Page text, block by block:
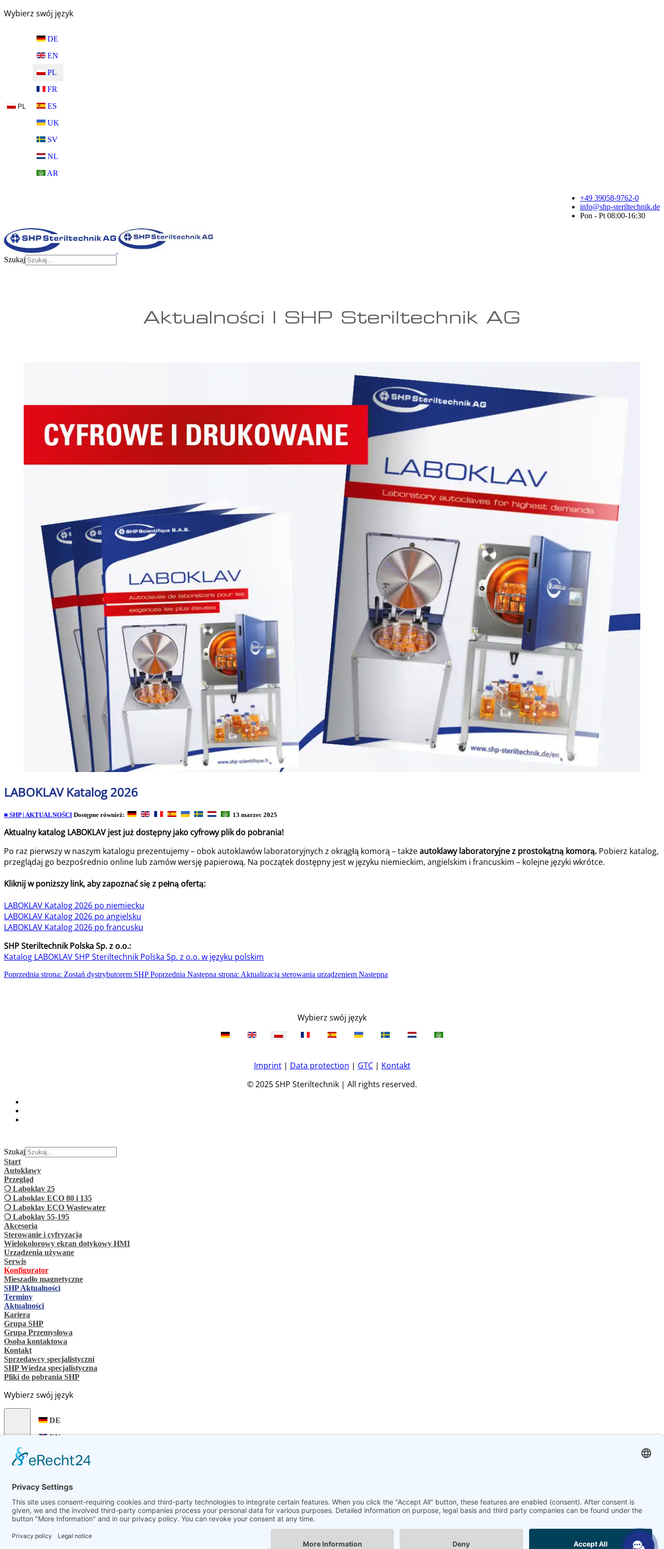
Wybierz swój język
PL
DE
EN
PL
FR
ES
UK
SV
NL
AR
+49 39058-9762-0
info@shp-steriltechnik.de
Pon - Pt 08:00-16:30
Szukaj
Aktualności | SHP Steriltechnik AG
LABOKLAV Katalog 2026
■ SHP | AKTUALNOŚCI Dostępne również: 13 marzec 2025
Aktualny katalog LABOKLAV jest już dostępny jako cyfrowy plik do pobrania!
Po raz pierwszy w naszym katalogu prezentujemy – obok autoklawów laboratoryjnych z okrągłą komorą – takżeautoklawy laboratoryjne z prostokątną komorą. Pobierz katalog,
przeglądaj go bezpośrednio online lub zamów wersję papierową. Na początek dostępny jest w języku niemieckim, angielskim i francuskim – kolejne języki wkrótce.
Kliknij w poniższy link, aby zapoznać się z pełną ofertą:
LABOKLAV Katalog 2026 po niemiecku
LABOKLAV Katalog 2026 po angielsku
LABOKLAV Katalog 2026 po francusku
SHP Steriltechnik Polska Sp. z o.o.:
Katalog LABOKLAV SHP Steriltechnik Polska Sp. z o.o. w języku polskim
Poprzednia strona: Zostań dystrybutorem SHPPoprzednia Następna strona: Aktualizacja sterowania urządzeniem Następna
Wybierz swój język
Imprint| Data protection | GTC| Kontakt
© 2025 SHP Steriltechnik | All rights reserved.
Szukaj
Start
Autoklawy
Przegląd
❍ Laboklav 25
❍ Laboklav ECO 80 i 135
❍ Laboklav ECO Wastewater
❍ Laboklav 55-195
Akcesoria
Sterowanie i cyfryzacja
Wielokolorowy ekran dotykowy HMI
Urządzenia używane
Serwis
Konfigurator
Mieszadło magnetyczne
SHP Aktualności
Terminy
Aktualności
Kariera
Grupa SHP
Grupa Przemysłowa
Osoba kontaktowa
Kontakt
Sprzedawcy specjalistyczni
SHP Wiedza specjalistyczna
Pliki do pobrania SHP
Wybierz swój język
PL
DE
EN
ES
UK
SV
NL